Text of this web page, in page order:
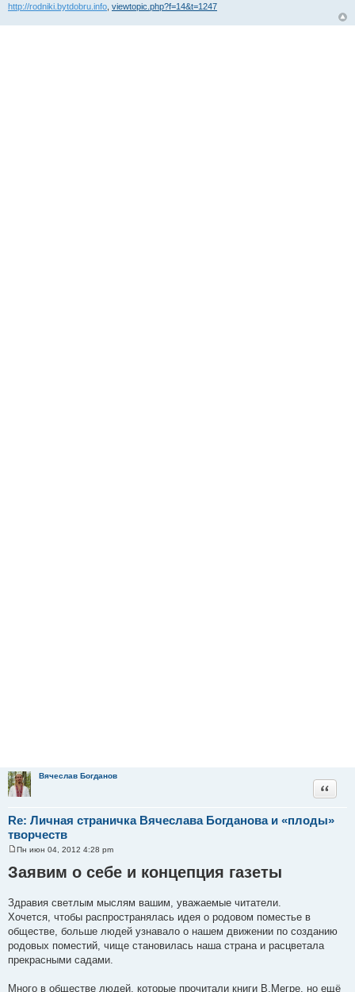
http://rodniki.bytdobru.info viewtopic.php?f=14&t=1247
Вячеслав Богданов
Re: Личная страничка Вячеслава Богданова и «плоды»
творчеств
Цитата
о
е
н
и
е
Пн июн 04, 2012 4:28 pm
Заявим о себе и концепция газеты
Здравия светлым мыслям вашим, уважаемые читатели.
Хочется, чтобы распространялась идея о родовом поместье в
обществе, больше людей узнавало о нашем движении по созданию
родовых поместий, чище становилась наша страна и расцветала
прекрасными садами.
Много в обществе людей, которые прочитали книги В.Мегре, но ещё